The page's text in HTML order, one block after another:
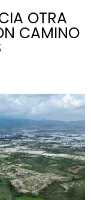
OTRA
CAMINO